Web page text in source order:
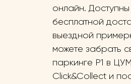
онлайн. Доступны
бесплатной
выездной
можете забрать
паркинге Р1 в
Click&Collect и